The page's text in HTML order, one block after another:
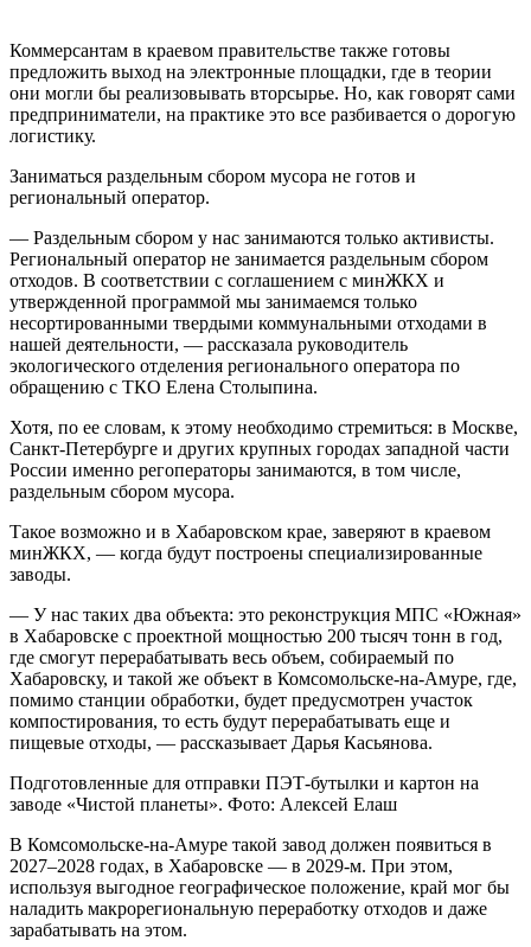
Коммерсантам в краевом правительстве также готовы
предложить выход на электронные площадки, где в теории
они могли бы реализовывать вторсырье. Но, как говорят сами
предприниматели, на практике это все разбивается о дорогую
логистику.
Заниматься раздельным сбором мусора не готов и
региональный оператор.
— Раздельным сбором у нас занимаются только активисты.
Региональный оператор не занимается раздельным сбором
отходов. В соответствии с соглашением с минЖКХ и
утвержденной программой мы занимаемся только
несортированными твердыми коммунальными отходами в
нашей деятельности, — рассказала руководитель
экологического отделения регионального оператора по
обращению с ТКО Елена Столыпина.
Хотя, по ее словам, к этому необходимо стремиться: в Москве,
Санкт-Петербурге и других крупных городах западной части
России именно регоператоры занимаются, в том числе,
раздельным сбором мусора.
Такое возможно и в Хабаровском крае, заверяют в краевом
минЖКХ, — когда будут построены специализированные
заводы.
— У нас таких два объекта: это реконструкция МПС «Южная»
в Хабаровске с проектной мощностью 200 тысяч тонн в год,
где смогут перерабатывать весь объем, собираемый по
Хабаровску, и такой же объект в Комсомольске-на-Амуре, где,
помимо станции обработки, будет предусмотрен участок
компостирования, то есть будут перерабатывать еще и
пищевые отходы, — рассказывает Дарья Касьянова.
Подготовленные для отправки ПЭТ-бутылки и картон на
заводе «Чистой планеты». Фото: Алексей Елаш
В Комсомольске-на-Амуре такой завод должен появиться в
2027–2028 годах, в Хабаровске — в 2029-м. При этом,
используя выгодное географическое положение, край мог бы
наладить макрорегиональную переработку отходов и даже
зарабатывать на этом.